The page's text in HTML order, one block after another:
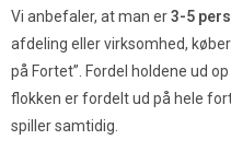
Vi anbefaler, at man er3-5
afdeling eller virksomhed,
på Fortet”. Fordel holdene ud
flokken er fordelt ud på hele
spiller samtidig.